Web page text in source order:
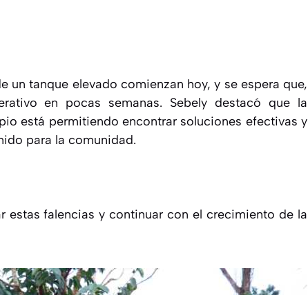
un tanque elevado comienzan hoy, y se espera que,
en pocas semanas. Sebely destacó que la
está permitiendo encontrar soluciones efectivas y
para la comunidad.
estas falencias y continuar con el crecimiento de la